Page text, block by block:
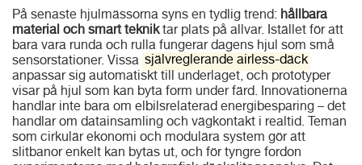
På senaste hjulmässorna syns en tydlig trend: hållbara
material och smart tekniktar plats på allvar. Istället för att
bara vara runda och rulla fungerar dagens hjul som små
sensorstationer. Vissa självreglerande airless-däck
anpassar sig automatiskt till underlaget, och prototyper
visar på hjul som kan byta form under färd. Innovationerna
handlar inte bara om elbilsrelaterad energibesparing – det
handlar om datainsamling och vägkontakt i realtid. Teman
som cirkulär ekonomi och modulära system gör att
slitbanor enkelt kan bytas ut, och för tyngre fordon